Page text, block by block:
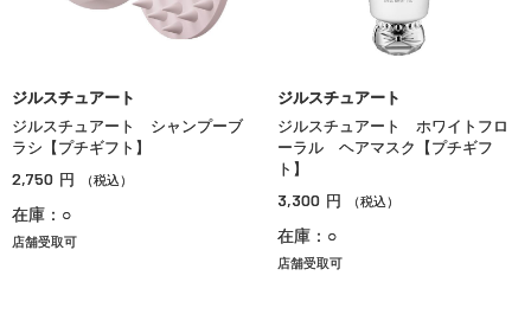
ジルスチュアート
ジルスチュアート シャンプーブ
ラシ【プチギフト】
2,750 円 （税込）
在庫：○
店舗受取可
ジルスチュアート
ジルスチュアート ホワイトフロ
ーラル ヘアマスク【プチギフ
ト】
3,300 円 （税込）
在庫：○
店舗受取可